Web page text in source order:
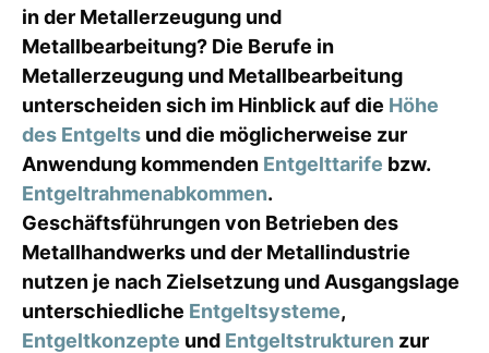
in der Metallerzeugung und
Metallbearbeitung? Die Berufe in
Metallerzeugung und Metallbearbeitung
unterscheiden sich im Hinblick auf die Höhe
des Entgelts und die möglicherweise zur
Anwendung kommenden Entgelttarife bzw.
Entgeltrahmenabkommen.
Geschäftsführungen von Betrieben des
Metallhandwerks und der Metallindustrie
nutzen je nach Zielsetzung und Ausgangslage
unterschiedliche Entgeltsysteme,
Entgeltkonzepte und Entgeltstrukturen zur